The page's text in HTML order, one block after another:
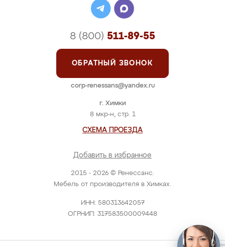
2015 - 2026 © Ренессанс.
Мебель от производителя в Химках.
ИНН: 580313642057
ОГРНИП: 317583500009448
г. Химки
8 мкр-н, стр. 1
СХЕМА ПРОЕЗДА
Добавить в избранное
8 (800) 511-89-55
ОБРАТНЫЙ ЗВОНОК
corp-renessans@yandex.ru